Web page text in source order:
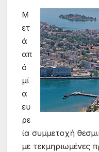
Μ
ετ
ά
απ
ό
µί
α
ευ
ρε
ία συµµετοχή
µε τεκµηριωµένες